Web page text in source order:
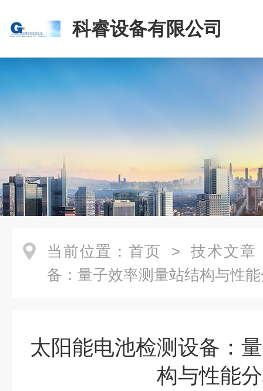
科睿设备有限公司
当前位置： 首页 > 技术文章
备：量子效率测量站结构与性
太阳能电池检测设备：
构与性能